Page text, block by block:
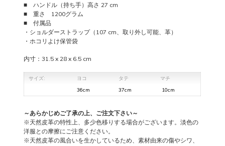
■ ハンドル（持ち手）高さ 27 cm
■ 重さ 1200グラム
■ 付属品
・ショルダーストラップ（107 cm、取り外し可能、革）
・ホコリよけ保管袋
内寸：31.5 x 28 x 6.5 cm
サイズ: ヨコ タテ
マチ
36cm
37cm 10cm
～あらかじめご了承の上、ご注文下さい～
※天然皮革の特性上、多少色移りする場合がございます。淡色の
洋服との摩擦にご注意ください。
※天然皮革の風合いを生かしているため、素材由来の傷やシワ、